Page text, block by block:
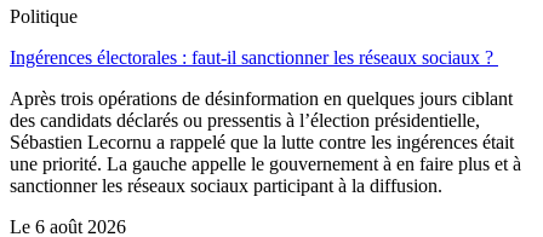
Politique
Ingérences électorales : faut-il sanctionner les réseaux sociaux ?
Après trois opérations de désinformation en quelques jours ciblant
des candidats déclarés ou pressentis à l’élection présidentielle,
Sébastien Lecornu a rappelé que la lutte contre les ingérences était
une priorité. La gauche appelle le gouvernement à en faire plus et à
sanctionner les réseaux sociaux participant à la diffusion.
Le 6 août 2026